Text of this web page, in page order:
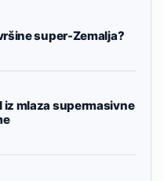
super-Zemalja?
mlaza supermasivne